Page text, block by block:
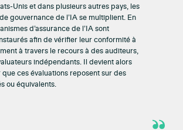
Unis et dans plusieurs autres pays, les
gouvernance de l’IA se multiplient. En
d’assurance de l’IA sont
afin de vérifier leur conformité à
à travers le recours à des auditeurs,
indépendants. Il devient alors
ces évaluations reposent sur des
ou équivalents.